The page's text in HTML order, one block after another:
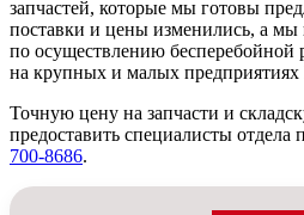
запчастей, которые мы готовы
поставки и цены изменились, а
по осуществлению бесперебойной
на крупных и малых предприятиях
Точную цену на запчасти и
предоставить специалисты отдела
700-8686.